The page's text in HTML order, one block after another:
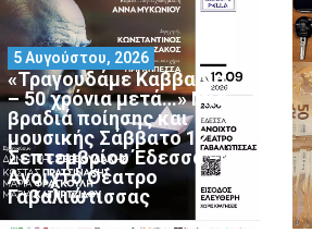
«Τραγουδάμε Καββαδία
– 50 χρόνια μετά…» Μια
βραδιά ποίησης και
μουσικής Σάββατο 12
Σεπτεμβρίου Έδεσσα –
Ανοιχτό Θέατρο
Γαβαλιώτισσας
5 Αυγούστου, 2026